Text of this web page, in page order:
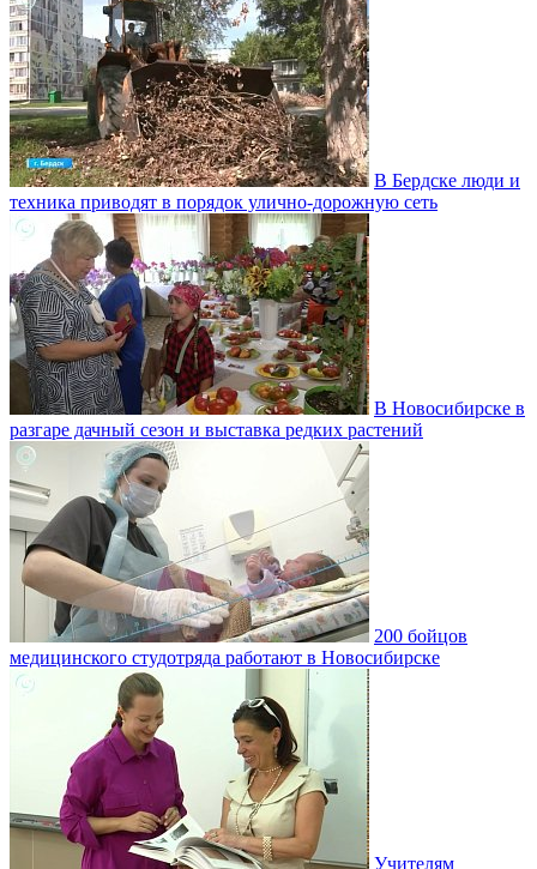
В Бердске люди и
техника приводят в порядок улично‑дорожную сеть
В Новосибирске в
разгаре дачный сезон и выставка редких растений
200 бойцов
медицинского студотряда работают в Новосибирске
Учителям